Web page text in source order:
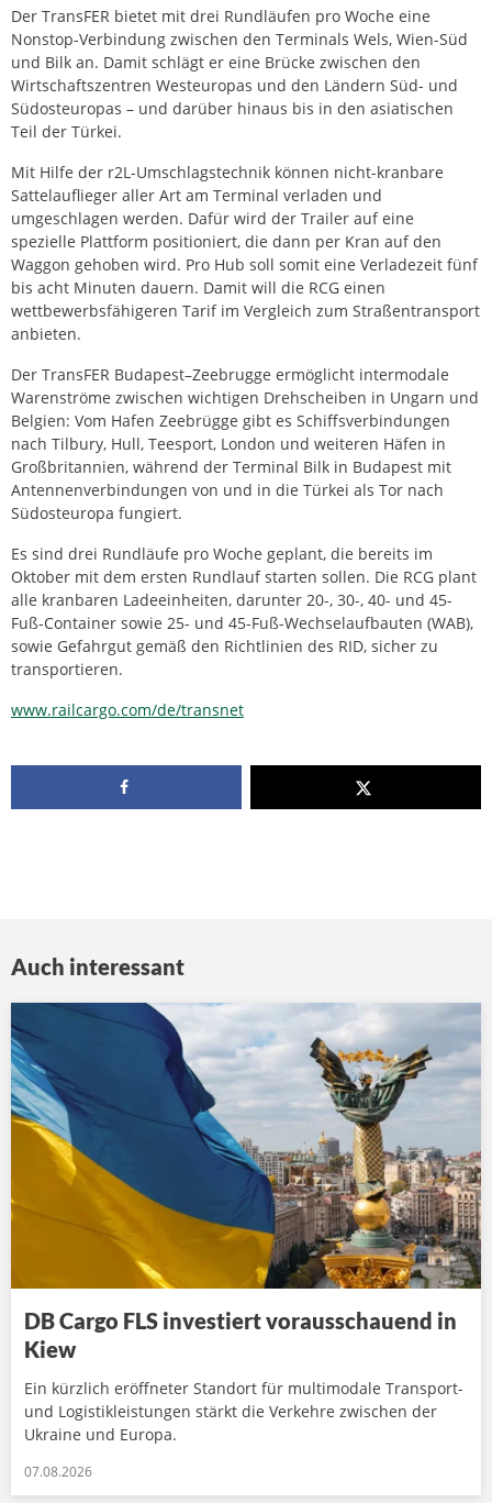
Der TransFER bietet mit drei Rundläufen pro Woche eine
Nonstop-Verbindung zwischen den Terminals Wels, Wien-Süd
und Bilk an. Damit schlägt er eine Brücke zwischen den
Wirtschaftszentren Westeuropas und den Ländern Süd- und
Südosteuropas – und darüber hinaus bis in den asiatischen
Teil der Türkei.
Mit Hilfe der r2L-Umschlagstechnik können nicht-kranbare
Sattelauflieger aller Art am Terminal verladen und
umgeschlagen werden. Dafür wird der Trailer auf eine
spezielle Plattform positioniert, die dann per Kran auf den
Waggon gehoben wird. Pro Hub soll somit eine Verladezeit fünf
bis acht Minuten dauern. Damit will die RCG einen
wettbewerbsfähigeren Tarif im Vergleich zum Straßentransport
anbieten.
Der TransFER Budapest–Zeebrugge ermöglicht intermodale
Warenströme zwischen wichtigen Drehscheiben in Ungarn und
Belgien: Vom Hafen Zeebrügge gibt es Schiffsverbindungen
nach Tilbury, Hull, Teesport, London und weiteren Häfen in
Großbritannien, während der Terminal Bilk in Budapest mit
Antennenverbindungen von und in die Türkei als Tor nach
Südosteuropa fungiert.
Es sind drei Rundläufe pro Woche geplant, die bereits im
Oktober mit dem ersten Rundlauf starten sollen. Die RCG plant
alle kranbaren Ladeeinheiten, darunter 20-, 30-, 40- und 45-
Fuß-Container sowie 25- und 45-Fuß-Wechselaufbauten (WAB),
sowie Gefahrgut gemäß den Richtlinien des RID, sicher zu
transportieren.
www.railcargo.com/de/transnet
Auch interessant
DB Cargo FLS investiert vorausschauend in
Kiew
Ein kürzlich eröffneter Standort für multimodale Transport-
und Logistikleistungen stärkt die Verkehre zwischen der
Ukraine und Europa.
07.08.2026